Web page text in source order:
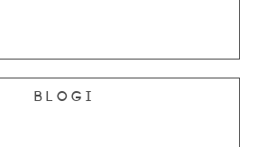
Blogi